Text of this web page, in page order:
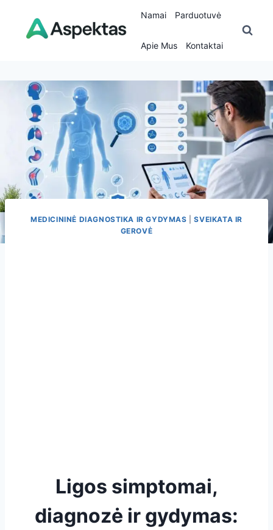
content
Namai Parduotuvė
Apie Mus Kontaktai
MEDICININĖ DIAGNOSTIKA IR GYDYMAS |SVEIKATA IR
GEROVĖ
Ligos simptomai,
diagnozė ir gydymas: